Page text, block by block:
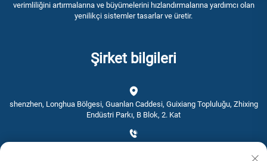
verimliliğini artırmalarına ve büyümelerini hızlandırmalarına yardımcı olan
yenilikçi sistemler tasarlar ve üretir.
Şirket bilgileri
shenzhen, Longhua Bölgesi, Guanlan Caddesi, Guixiang Topluluğu, Zhixing
Endüstri Parkı, B Blok, 2. Kat